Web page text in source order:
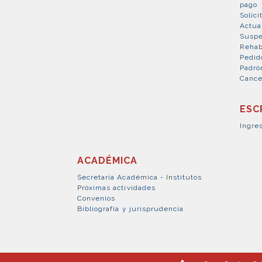
pago
ACADÉMICA
Secretaría Académica - Institutos
Próximas actividades
Convenios
Bibliografía y jurisprudencia